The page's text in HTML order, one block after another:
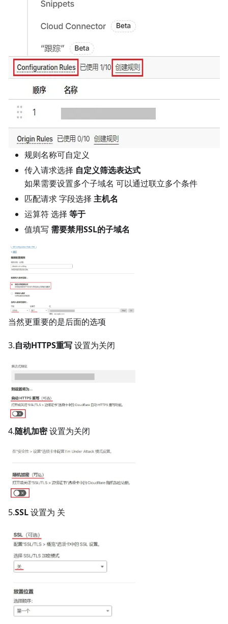
规则名称可自定义
传入请求选择 自定义筛选表达式
如果需要设置多个子域名 可以通过联立多个条件
匹配请求 字段选择 主机名
运算符 选择 等于
值填写 需要禁用SSL的子域名
当然更重要的是后面的选项
3.自动HTTPS重写设置为关闭
4.随机加密设置为关闭
5.SSL设置为 关